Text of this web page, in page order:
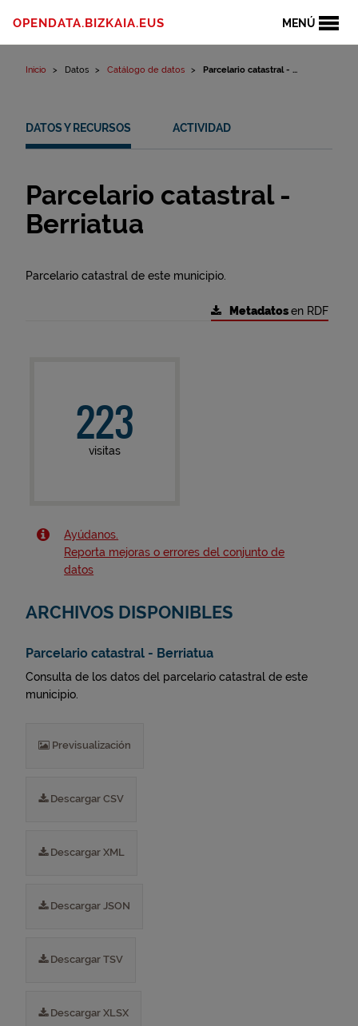
MENÚ
OPENDATA.BIZKAIA.EUS
Inicio Datos Catálogo de datos Parcelario catastral - ...
DATOS Y RECURSOS ACTIVIDAD
Parcelario catastral -
Berriatua
Parcelario catastral de este municipio.
Metadatosen RDF
223
visitas
Ayúdanos.
Reporta mejoras o errores del conjunto de
datos
ARCHIVOS DISPONIBLES
Parcelario catastral - Berriatua
Consulta de los datos del parcelario catastral de este
municipio.
Previsualización
Descargar CSV
Descargar XML
Descargar JSON
Descargar TSV
Descargar XLSX